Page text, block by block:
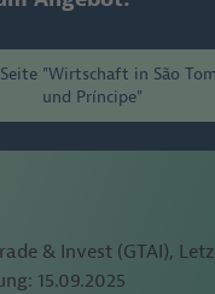
"Wirtschaft in São
und Príncipe"
& Invest (GTAI),
15.09.2025